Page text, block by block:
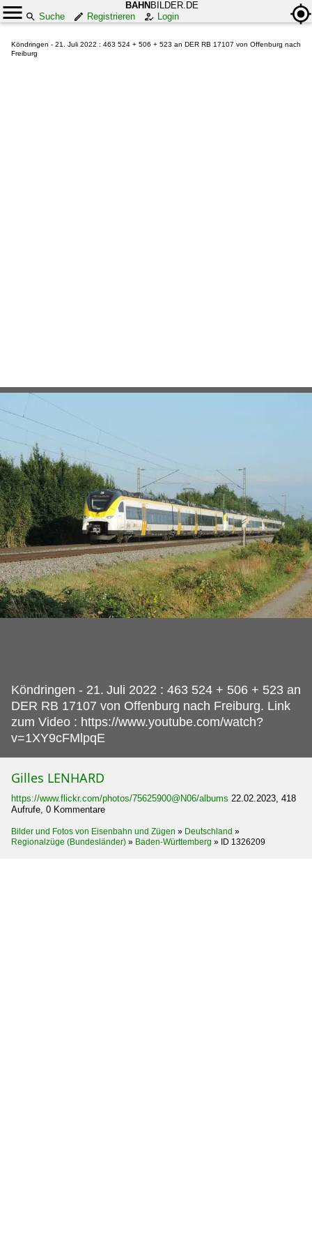
BAHN BILDER.DE
Suche
Registrieren Login
Köndringen - 21. Juli 2022 : 463 524 + 506 + 523 an DER RB 17107 von Offenburg nach
Freiburg
Köndringen - 21. Juli 2022 : 463 524 + 506 + 523 an
DER RB 17107 von Offenburg nach Freiburg. Link
zum Video : https://www.youtube.com/watch?
v=1XY9cFMlpqE
Gilles LENHARD
https://www.flickr.com/photos/75625900@N06/albums 22.02.2023, 418
Aufrufe, 0 Kommentare
Bilder und Fotos von Eisenbahn und Zügen » Deutschland »
Regionalzüge (Bundesländer) » Baden-Württemberg » ID 1326209